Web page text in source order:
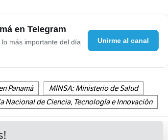
en Telegram
más importante del día
Unirme al canal
Panamá
MINSA: Ministerio de Salud
Nacional de Ciencia, Tecnología e Innovación